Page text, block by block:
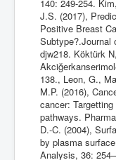
140: 249-254.
J.S. (2017),
Positive Breast
Subtype?.Journal
djw218. Köktürk
138., Leon, G.,
M.P. (2016),
cancer:
pathways.
D.-C. (2004),
by plasma
Analysis, 36: